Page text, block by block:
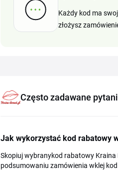
Każdy kod ma
złożysz
Często zadawane
Jak wykorzystać kod rabatowy
Skopiuj wybranykod rabatowy Kraina
podsumowaniu zamówienia wklej